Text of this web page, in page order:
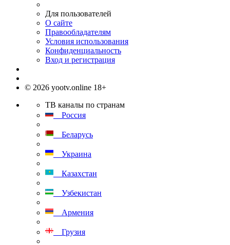
Для пользователей
О сайте
Правообладателям
Условия использования
Конфиденциальность
Вход и регистрация
© 2026 yootv.online 18+
ТВ каналы по странам
Россия
Беларусь
Украина
Казахстан
Узбекистан
Армения
Грузия